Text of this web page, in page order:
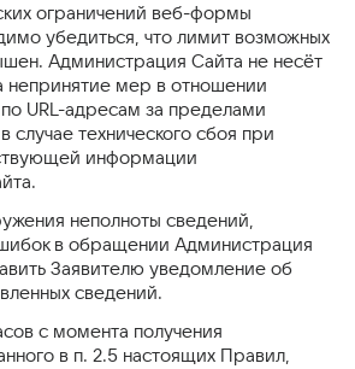
ограничений веб-формы
убедиться, что лимит возможных
Администрация Сайта не несёт
непринятие мер в отношении
URL-адресам за пределами
случае технического сбоя при
информации
неполноты сведений,
в обращении Администрация
Заявителю уведомление об
сведений.
с момента получения
в п. 2.5 настоящих Правил,